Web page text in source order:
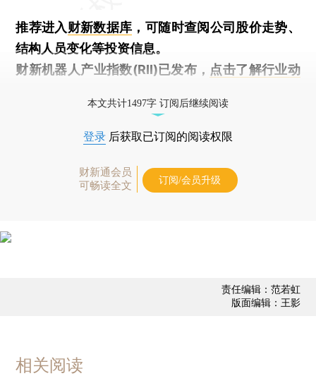
推荐进入财新数据库 ，可随时查阅公司股价走势、
结构人员变化等投资信息。
财新机器人产业指数(RII)已发布， 点击了解行业动
本文共计1497字 订阅后继续阅读
登录 后获取已订阅的阅读权限
财新通会员
可畅读全文
订阅/会员升级
责任编辑：范若虹
版面编辑：王影
相关阅读